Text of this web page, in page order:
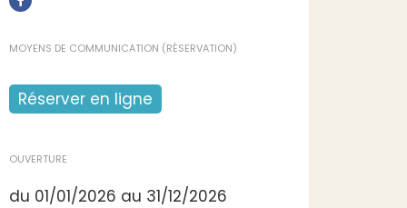
MOYENS DE COMMUNICATION (RÉSERVATION)
Réserver en ligne
OUVERTURE
du 01/01/2026 au 31/12/2026